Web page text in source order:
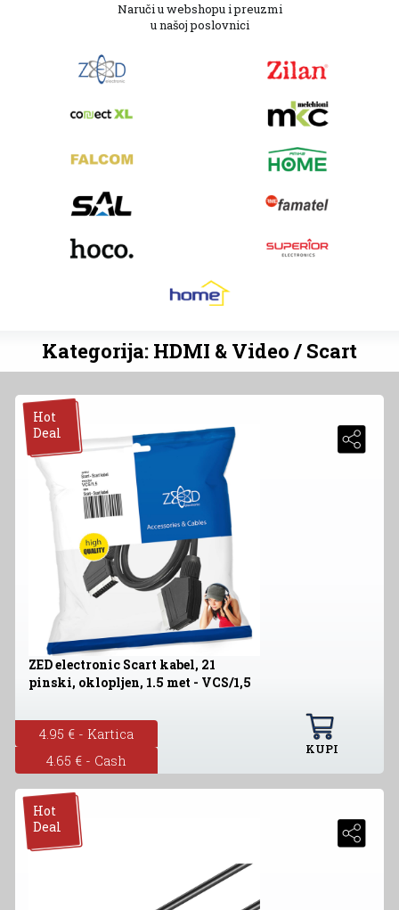
Naruči u webshopu i preuzmi
u našoj poslovnici
Kategorija: HDMI & Video / Scart
Hot
Deal
ZED electronic Scart kabel, 21
pinski, oklopljen, 1.5 met - VCS/1,5
4.95 € - Kartica
4.65 € - Cash
KUPI
Hot
Deal